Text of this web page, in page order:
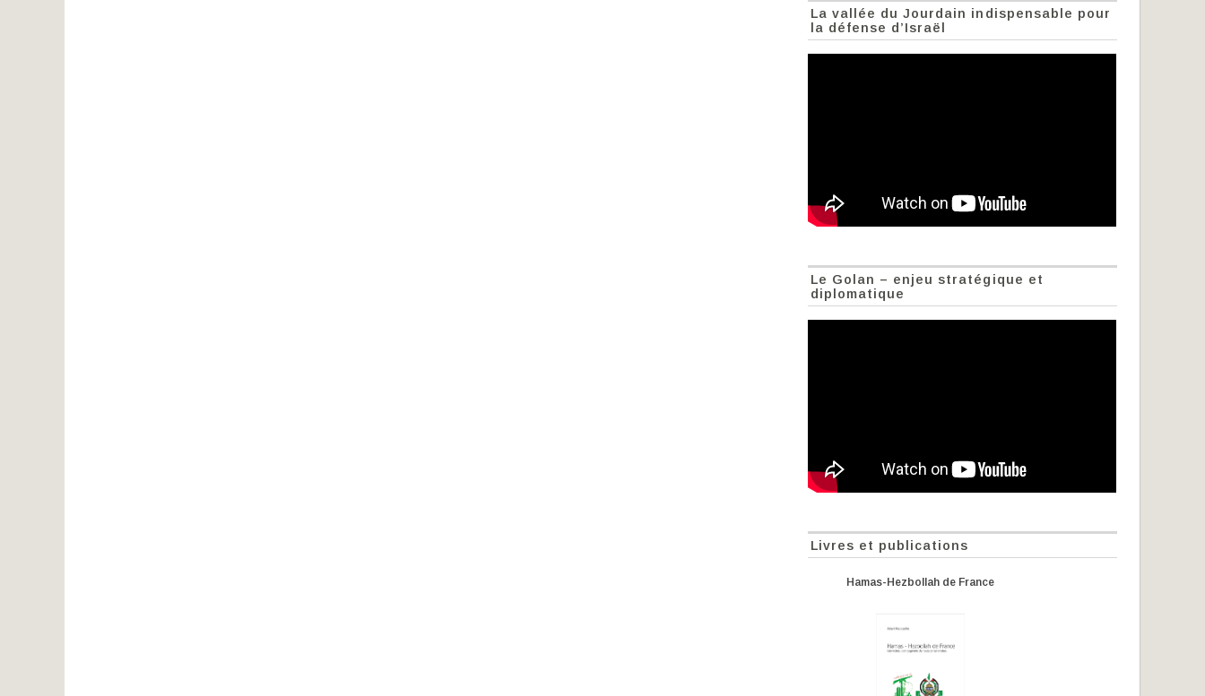
La vallée du Jourdain indispensable pour
la défense d’Israël
Le Golan – enjeu stratégique et
diplomatique
Livres et publications
Hamas-Hezbollah de France